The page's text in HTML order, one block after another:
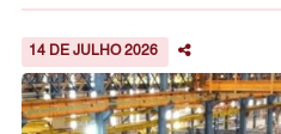
14 DE JULHO 2026